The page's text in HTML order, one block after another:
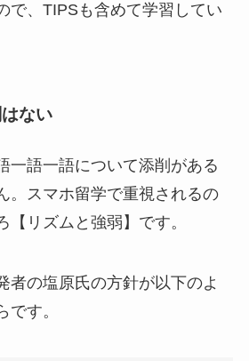
で、TIPSも含めて学習してい
ない
一語一語について添削がある
。スマホ留学で重視されるの
【リズムと強弱】 です。
者の塩原氏の方針が以下のよ
です。